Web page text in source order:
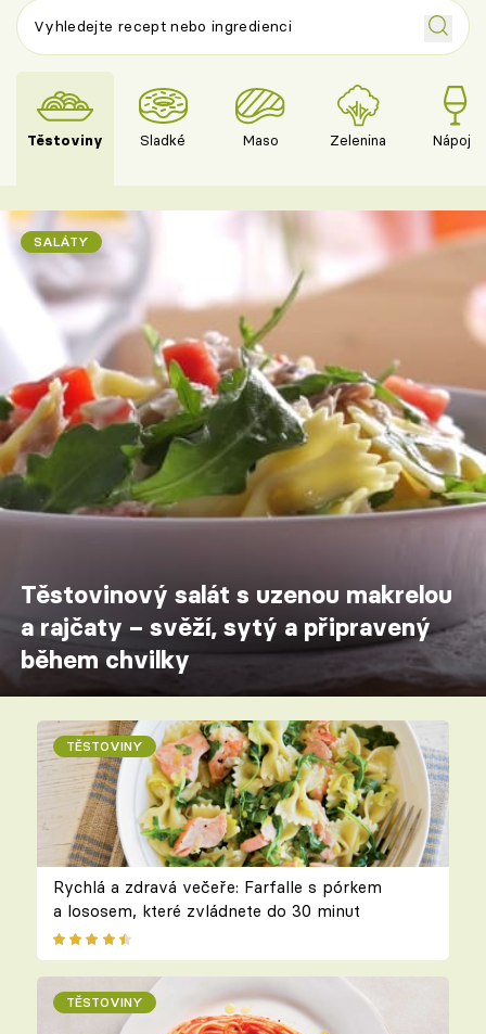
Těstoviny Sladké Maso Zelenina Nápoje
SALÁTY
Těstovinový salát s uzenou makrelou
a rajčaty – svěží, sytý a připravený
během chvilky
TĚSTOVINY
Rychlá a zdravá večeře: Farfalle s pórkem
a lososem, které zvládnete do 30 minut
TĚSTOVINY